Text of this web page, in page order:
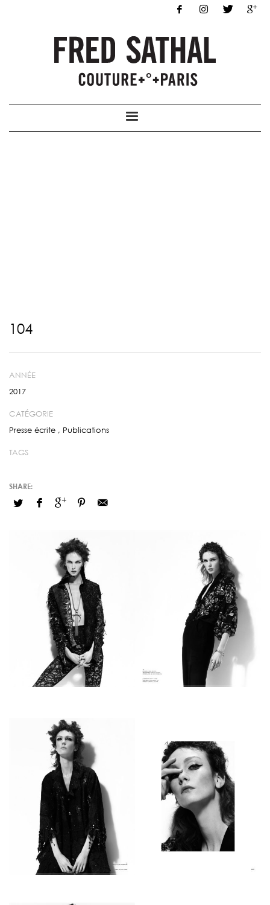
104
ANNÉE
2017
CATÉGORIE
Presse écrite , Publications
TAGS